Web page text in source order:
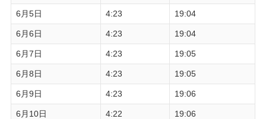
6月5日 4:23 19:04
6月6日 4:23 19:04
6月7日 4:23 19:05
6月8日 4:23 19:05
6月9日 4:23 19:06
6月10日 4:22 19:06